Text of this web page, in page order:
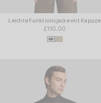
Leichte Funktionsjacke mit Kapuze
£110.00